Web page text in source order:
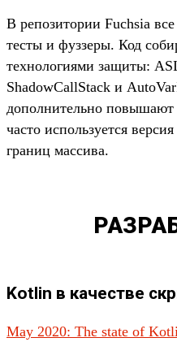
В репозитории Fuchsia
тесты и фуззеры. Код
технологиями защиты:
ShadowCallStack и
дополнительно
часто используется
границ массива.
Kotlin в качестве
May 2020: The state of